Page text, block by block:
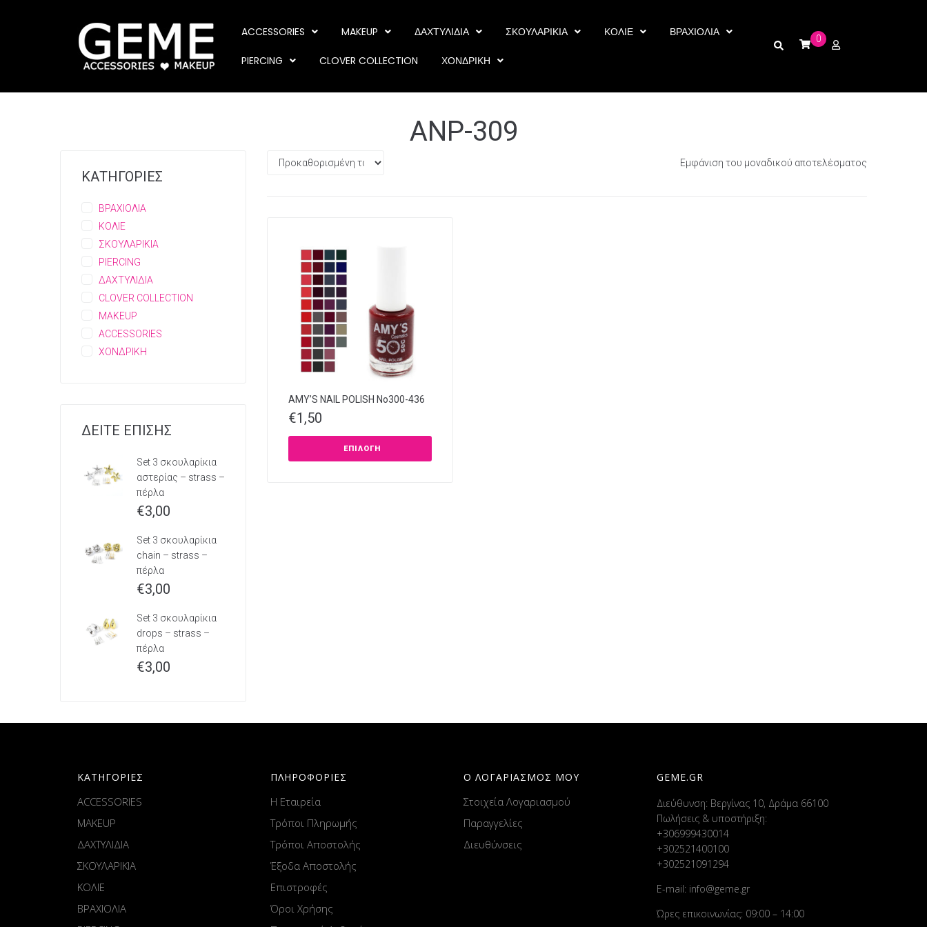
ACCESSORIES MAKEUP ΔΑΧΤΥΛΙΔΙΑ ΣΚΟΥΛΑΡΙΚΙΑ ΚΟΛΙΕ ΒΡΑΧΙΟΛΙΑ
PIERCING CLOVER COLLECTION ΧΟΝΔΡΙΚΗ
0
ANP-309
Εμφάνιση του μοναδικού αποτελέσματος
AMY’S NAIL POLISH Νο300-436
€1,50
ΕΠΙΛΟΓΉ
ΚΑΤΗΓΟΡΙΕΣ
ΒΡΑΧΙΟΛΙΑ
ΚΟΛΙΕ
ΣΚΟΥΛΑΡΙΚΙΑ
PIERCING
ΔΑΧΤΥΛΙΔΙΑ
CLOVER COLLECTION
MAKEUP
ACCESSORIES
ΧΟΝΔΡΙΚΗ
ΔΕΙΤΕ ΕΠΙΣΗΣ
Set 3 σκουλαρίκια
αστερίας – strass –
πέρλα
€3,00
Set 3 σκουλαρίκια
chain – strass –
πέρλα
€3,00
Set 3 σκουλαρίκια
drops – strass –
πέρλα
€3,00
ΚΑΤΗΓΟΡΙΕΣ
ACCESSORIES
MAKEUP
ΔΑΧΤΥΛΙΔΙΑ
ΣΚΟΥΛΑΡΙΚΙΑ
ΚΟΛΙΕ
ΒΡΑΧΙΟΛΙΑ
ΠΛΗΡΟΦΟΡΙΕΣ
Η Εταιρεία
Τρόποι Πληρωμής
Τρόποι Αποστολής
Έξοδα Αποστολής
Επιστροφές
Όροι Χρήσης
Ο ΛΟΓΑΡΙΑΣΜΟΣ ΜΟΥ
Στοιχεία Λογαριασμού
Παραγγελίες
Διευθύνσεις
GEME.GR
Διεύθυνση: Βεργίνας 10, Δράμα 66100
Πωλήσεις & υποστήριξη:
+306999430014
+302521400100
+302521091294
E-mail: info@geme.gr
Ώρες επικοινωνίας: 09:00 – 14:00